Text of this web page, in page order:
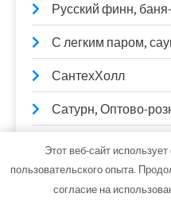
Русский финн,
С легким паром,
СантехХолл
Сатурн, Оптово-
Сауна на Илекской
Сауна, Сауна
Этот веб-сайт
пользовательского опыта.
согласие на